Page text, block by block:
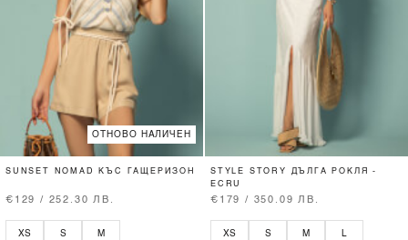
ОТНОВО НАЛИЧЕН
SUNSET NOMAD КЪС ГАЩЕРИЗОН
€129 / 252.30 ЛВ.
XS S M
STYLE STORY ДЪЛГА РОКЛЯ -
ECRU
€179 / 350.09 ЛВ.
XS S M L